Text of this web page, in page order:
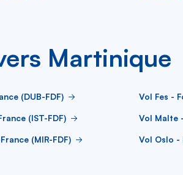
Martinique
(DUB-FDF) Vol Fes -
(IST-FDF) Vol Malte
(MIR-FDF) Vol Oslo -